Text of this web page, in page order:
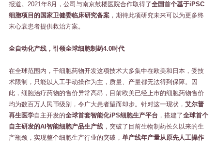
报道。2021年8月，公司与南京鼓楼医院合作取得了全国首个基于iPSC
细胞项目的国家卫健委临床研究备案，期待此项研究未来可以为更多终
末心衰患者提供救治方案。
全自动化产线，引领全球细胞制药4.0时代
在全球范围内，干细胞药物开发这项技术大多集中在欧美和日本，受技
术限制，只能以人工手动操作为主，质量、产量都无法得到保障。因
此，细胞治疗药物的售价异常高昂，目前欧美已经上市的细胞药物售价
均为数百万人民币级别，令广大患者望而却步。针对这一现状， 艾尔普
再生医学自主开发的全球首套智能化iPS细胞生产平台 ，搭建了全球首个
自主研发的AI智能细胞产品生产线，突破了目前生物制药长久以来的生
产瓶颈，实现整个细胞生产行业的突破， 单产线年产量从原先人工操作